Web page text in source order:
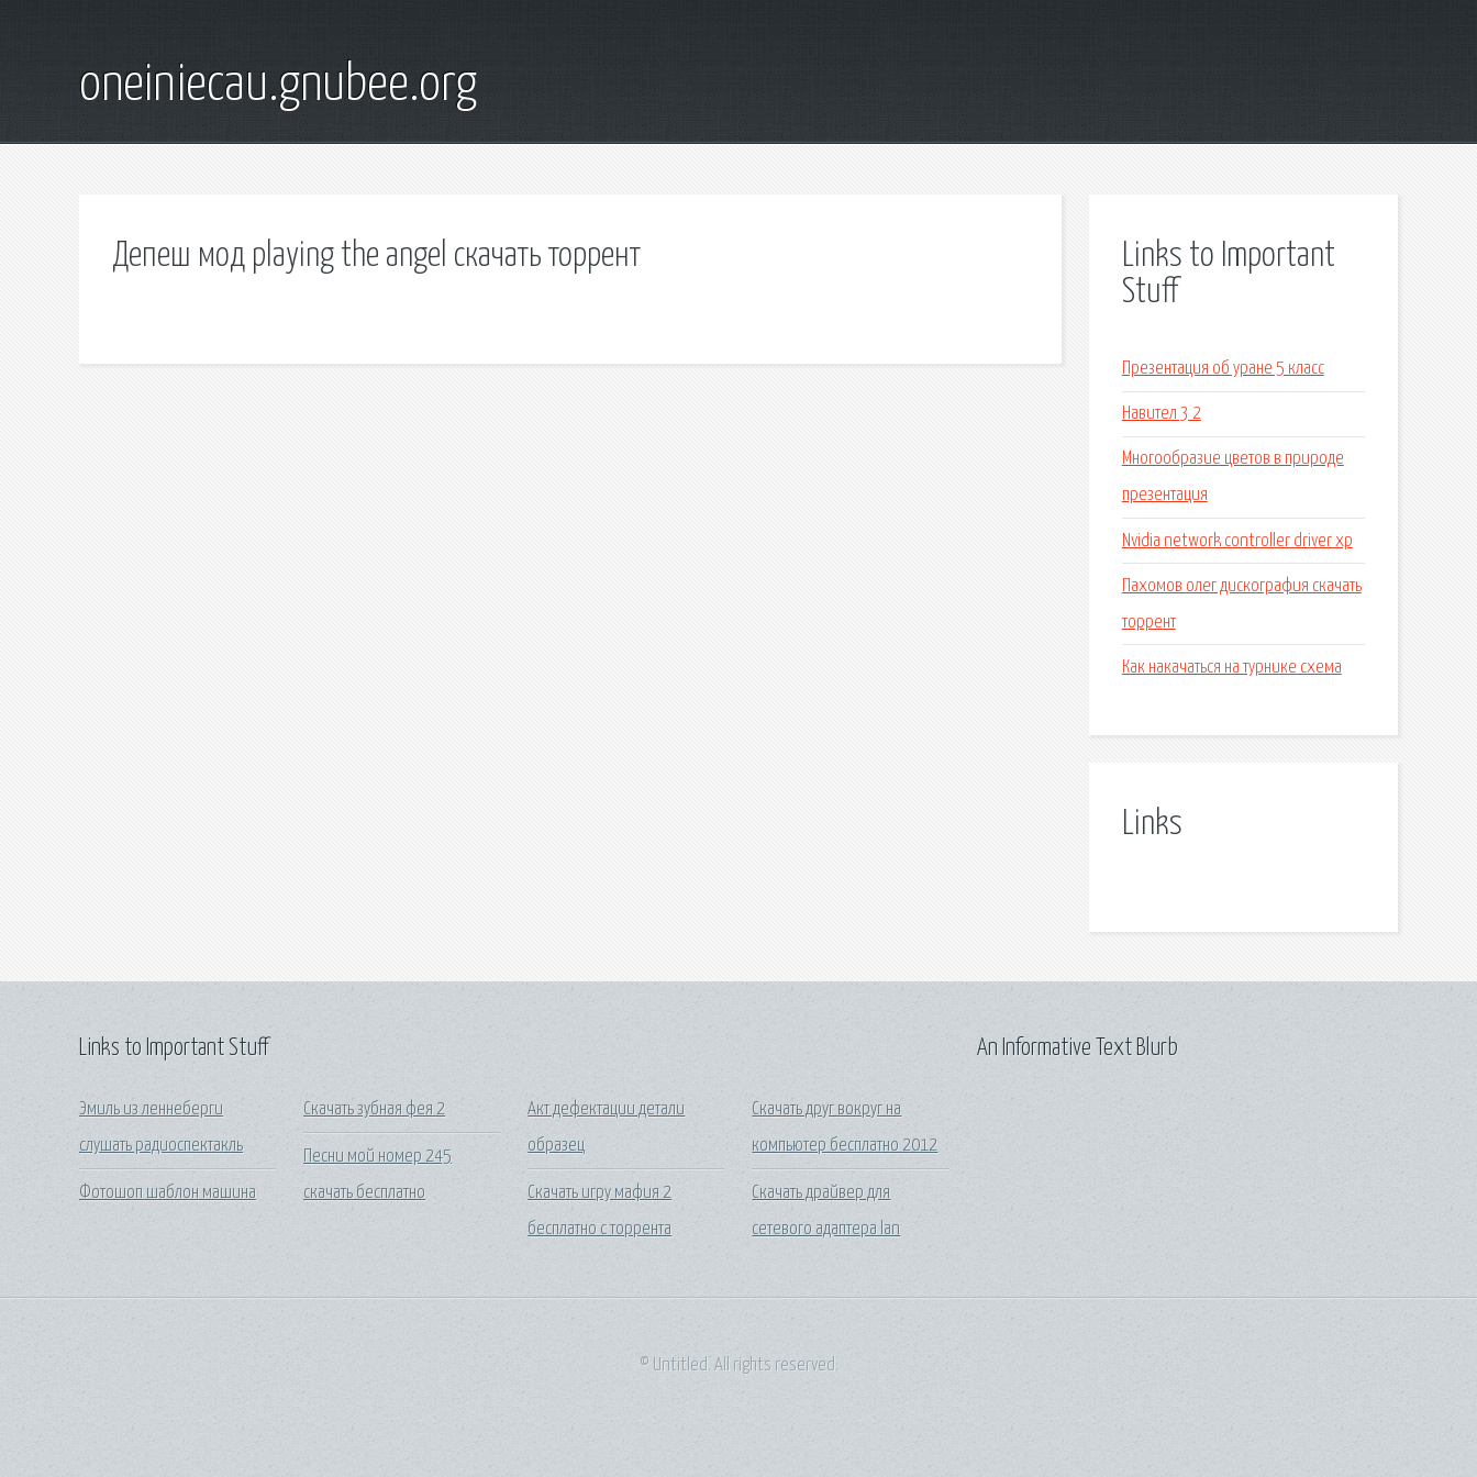
oneiniecau.gnubee.org
Депеш мод playing the angel скачать торрент
Links to Important
Stuff
Презентация об уране 5 класс
Навител 3 2
Многообразие цветов в природе
презентация
Nvidia network controller driver xp
Пахомов олег дискография скачать
торрент
Как накачаться на турнике схема
Links
Links to Important Stuff
Эмиль из леннеберги
слушать радиоспектакль
Фотошоп шаблон машина
Скачать зубная фея 2
Песни мой номер 245
скачать бесплатно
Акт дефектации детали
образец
Скачать игру мафия 2
бесплатно с торрента
Скачать друг вокруг на
компьютер бесплатно 2012
Скачать драйвер для
сетевого адаптера lan
An Informative Text Blurb
© Untitled. All rights reserved.